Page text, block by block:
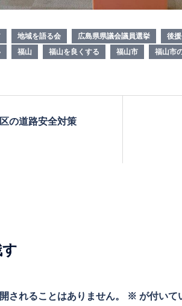
地域を語る会 広島県県議会議員選挙 後
福山 福山を良くする 福山市 福山市
の道路安全対策
されることはありません。 ※ が付いて